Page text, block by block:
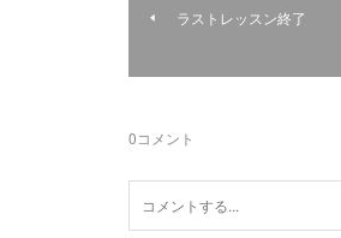
ラストレッスン終了
0コメント